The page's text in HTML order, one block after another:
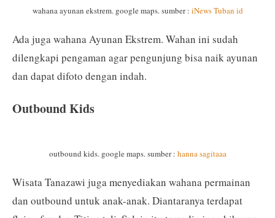
wahana ayunan ekstrem. google maps. sumber : iNews Tuban id
Ada juga wahana Ayunan Ekstrem. Wahan ini sudah
dilengkapi pengaman agar pengunjung bisa naik ayunan
dan dapat difoto dengan indah.
Outbound Kids
outbound kids. google maps. sumber : hanna sagitaaa
Wisata Tanazawi juga menyediakan wahana permainan
dan outbound untuk anak-anak. Diantaranya terdapat